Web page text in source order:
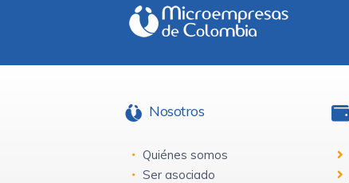
Nosotros
Quiénes somos
Ser asociado